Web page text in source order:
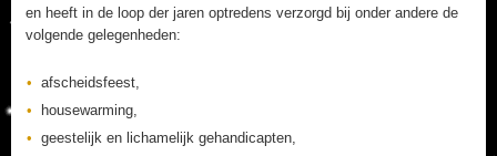
en heeft in de loop der jaren optredens verzorgd bij onder andere de
volgende gelegenheden:
afscheidsfeest,
housewarming,
geestelijk en lichamelijk gehandicapten,